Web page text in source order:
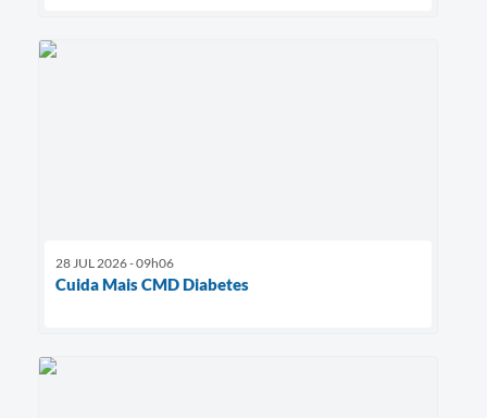
28 JUL 2026 - 09h06
Cuida Mais CMD Diabetes